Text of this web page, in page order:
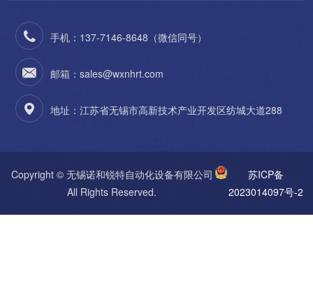
手机：137-7146-8648（微信同号）
邮箱：sales@wxnhrt.com
地址：江苏省无锡市高新技术产业开发区纺城大道288
Copyright © 无锡诺和锐特自动化设备有限公司
All Rights Reserved.
苏ICP备
2023014097号-2